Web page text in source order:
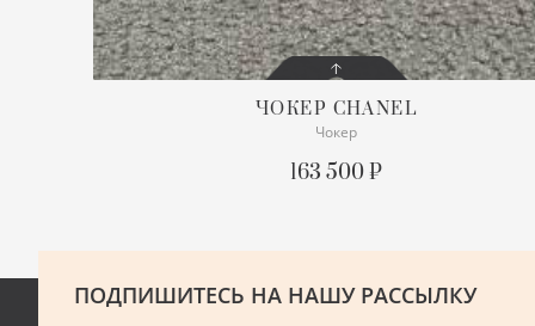
СОСТОЯНИЕ
С БИРКОЙ
ПОДРОБНЕЕ
ЧОКЕР CHANEL
Чокер
163 500 ₽
ПОДПИШИТЕСЬ НА НАШУ РАССЫЛКУ